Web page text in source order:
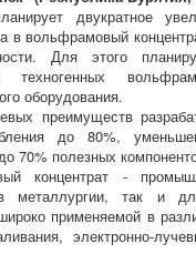
двукратное
в вольфрамовый
Для этого
техногенных
оборудования.
преимуществ
до 80%,
70% полезных
концентрат -
металлургии, так и
применяемой в
электронно-